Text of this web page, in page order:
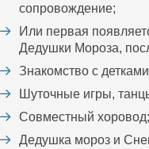
сопровождение;
Или первая
Дедушки Мороза,
Знакомство с
Шуточные игры,
Совместный хоровод;
Дедушка мороз и